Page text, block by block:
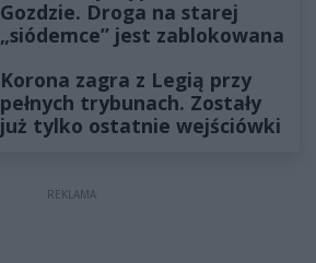
Gozdzie. Droga na starej
„siódemce” jest zablokowana
Korona zagra z Legią przy
pełnych trybunach. Zostały
już tylko ostatnie wejściówki
REKLAMA